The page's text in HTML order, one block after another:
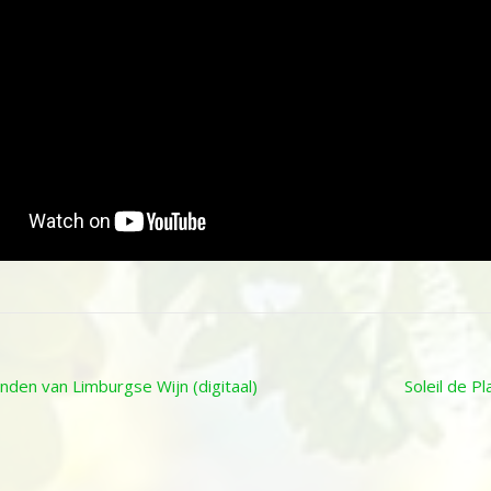
van Limburgse Wijn (digitaal) Soleil de